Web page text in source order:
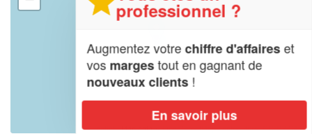
Leaflet| Map data ©OpenStreetMap contributors,CC-BY-SA
professionnel ?
Augmentez votrechiffre d'affaireset
vos margestout en gagnant de
nouveaux clients!
En savoir plus